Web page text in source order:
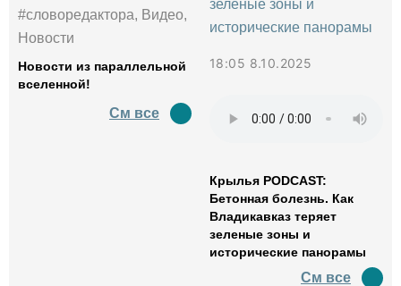
#словоредактора, Видео,
Новости
Новости из параллельной
вселенной!
См все
18:05 8.10.2025
Крылья PODCAST:
Бетонная болезнь. Как
Владикавказ теряет
зеленые зоны и
исторические панорамы
См все